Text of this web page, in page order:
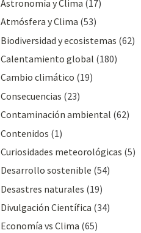
Astronomía y Clima (17)
Atmósfera y Clima (53)
Biodiversidad y ecosistemas (62)
Calentamiento global (180)
Cambio climático (19)
Consecuencias (23)
Contaminación ambiental (62)
Contenidos (1)
Curiosidades meteorológicas (5)
Desarrollo sostenible (54)
Desastres naturales (19)
Divulgación Cientí­fica (34)
Economía vs Clima (65)